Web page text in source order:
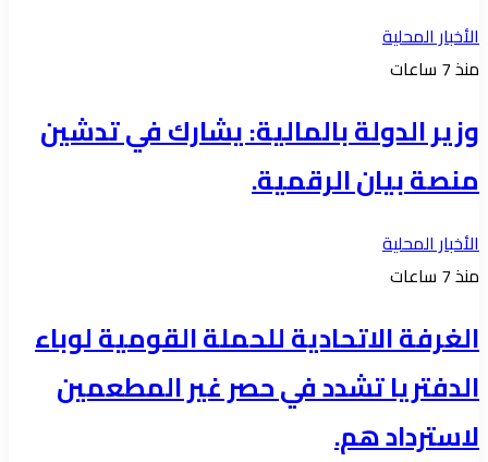
الأخبار المحلية
منذ 7 ساعات
وزير الدولة بالمالية: يشارك في تدشين
منصة بيان الرقمية.
الأخبار المحلية
منذ 7 ساعات
الغرفة الاتحادية للحملة القومية لوباء
الدفتريا تشدد في حصر غير المطعمين
لاسترداد هم.